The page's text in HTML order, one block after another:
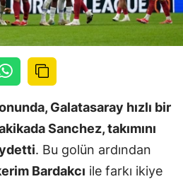
Galatasaray hızlı bir
Sanchez, takımını
. Bu golün ardından
Bardakcı ile farkı ikiye